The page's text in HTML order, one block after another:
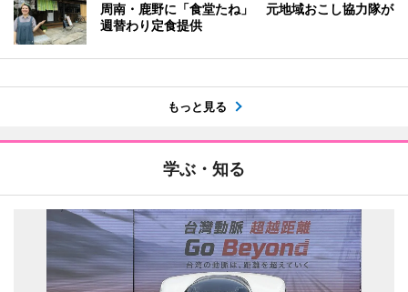
周南・鹿野に「食堂たね」 元地域おこし協力隊が
週替わり定食提供
もっと見る
学ぶ・知る